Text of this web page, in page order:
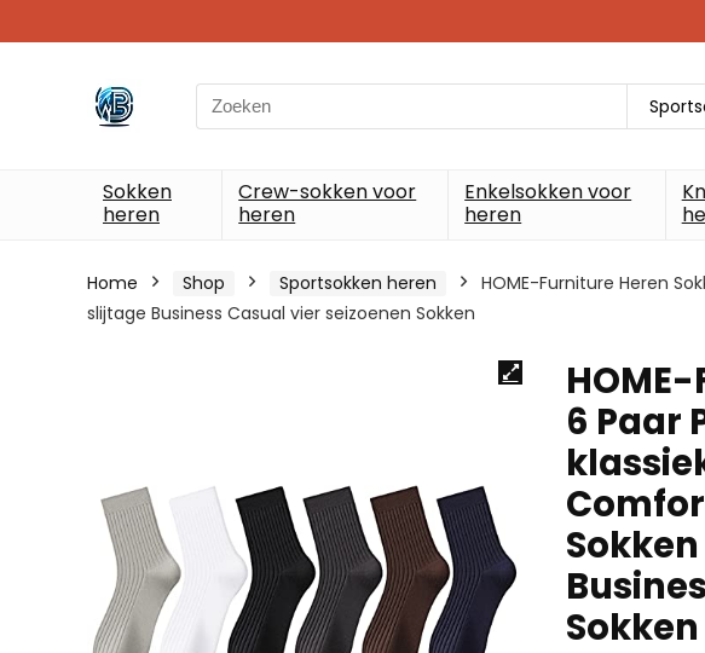
Search
for:
Sokken
heren
Crew-sokken voor
heren
Enkelsokken voor
heren
Home Shop Sportsokken heren
HOME-Furniture Heren
slijtage Business Casual vier seizoenen Sokken
6 Paar
Sokken